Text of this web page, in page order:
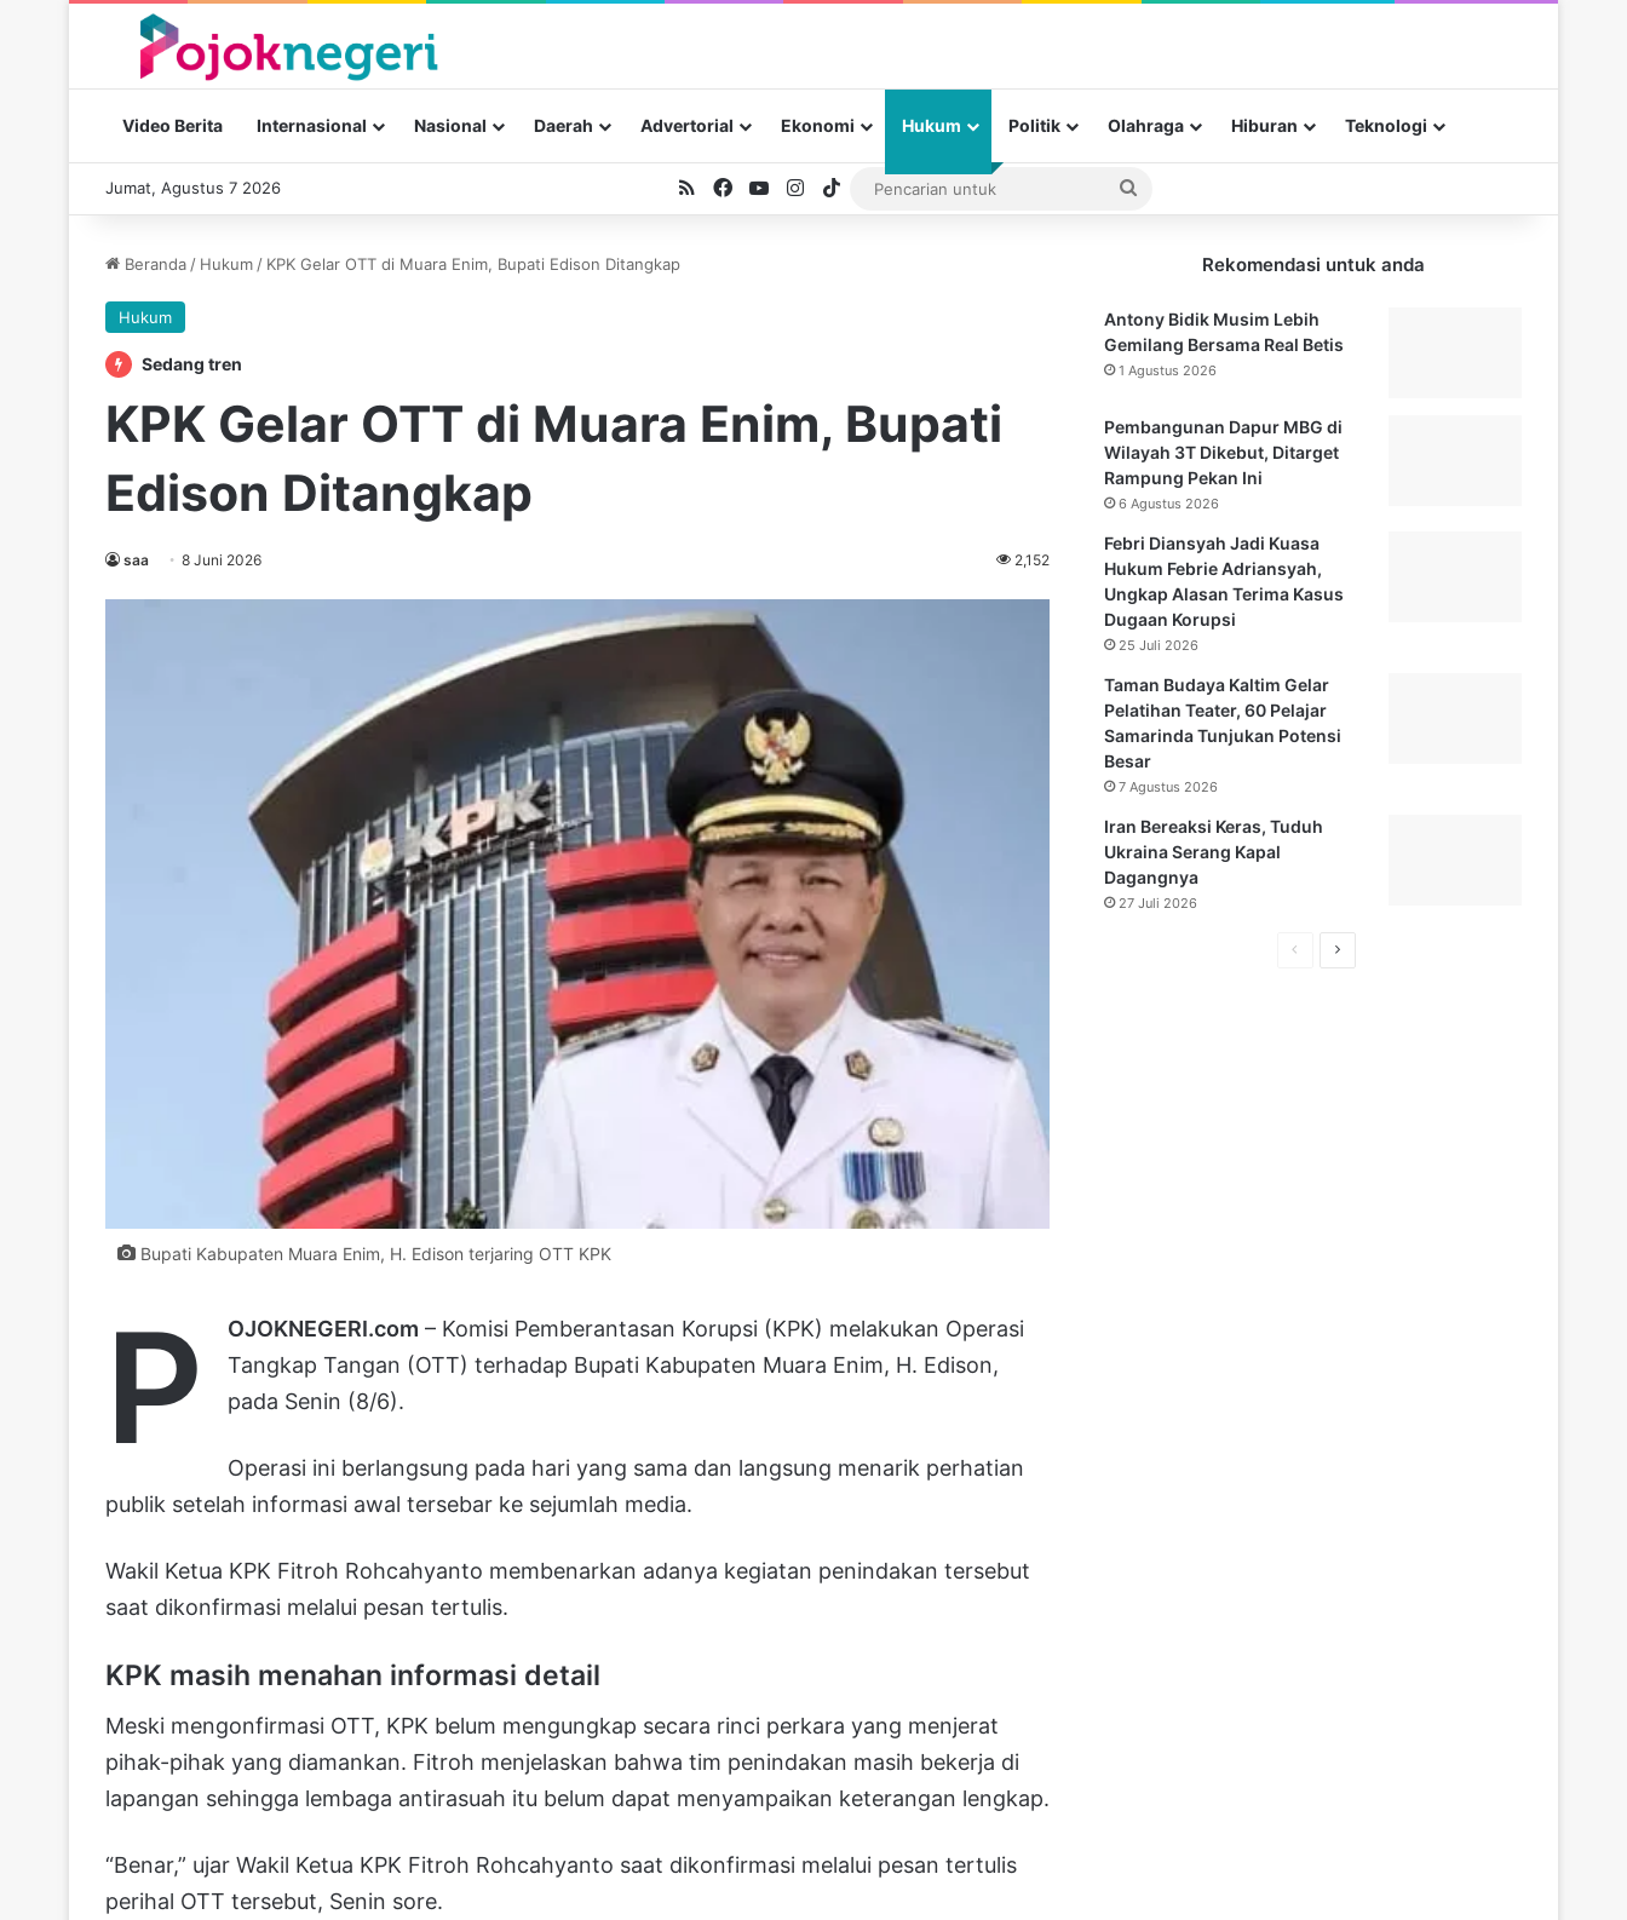
Video Berita Internasional Nasional Daerah Advertorial Ekonomi Hukum Politik Olahraga Hiburan Teknologi
Jumat, Agustus 7 2026 RSSFacebook
YouTubeInstagram
TikTok
Beranda / Hukum / KPK Gelar OTT di Muara Enim, Bupati Edison Ditangkap
Hukum
Sedang tren
KPK Gelar OTT di Muara Enim, Bupati
Edison Ditangkap
saa 8 Juni 2026 2,152
Bupati Kabupaten Muara Enim, H. Edison terjaring OTT KPK
P OJOKNEGERI.com – Komisi Pemberantasan Korupsi (KPK) melakukan Operasi
Tangkap Tangan (OTT) terhadap Bupati Kabupaten Muara Enim, H. Edison,
pada Senin (8/6).
Operasi ini berlangsung pada hari yang sama dan langsung menarik perhatian
publik setelah informasi awal tersebar ke sejumlah media.
Wakil Ketua KPK Fitroh Rohcahyanto membenarkan adanya kegiatan penindakan tersebut
saat dikonfirmasi melalui pesan tertulis.
KPK masih menahan informasi detail
Meski mengonfirmasi OTT, KPK belum mengungkap secara rinci perkara yang menjerat
pihak-pihak yang diamankan. Fitroh menjelaskan bahwa tim penindakan masih bekerja di
lapangan sehingga lembaga antirasuah itu belum dapat menyampaikan keterangan lengkap.
“Benar,” ujar Wakil Ketua KPK Fitroh Rohcahyanto saat dikonfirmasi melalui pesan tertulis
perihal OTT tersebut, Senin sore.
Rekomendasi untuk anda
Antony Bidik Musim Lebih
Gemilang Bersama Real Betis
1 Agustus 2026
Pembangunan Dapur MBG di
Wilayah 3T Dikebut, Ditarget
Rampung Pekan Ini
6 Agustus 2026
Febri Diansyah Jadi Kuasa
Hukum Febrie Adriansyah,
Ungkap Alasan Terima Kasus
Dugaan Korupsi
25 Juli 2026
Taman Budaya Kaltim Gelar
Pelatihan Teater, 60 Pelajar
Samarinda Tunjukan Potensi
Besar
7 Agustus 2026
Iran Bereaksi Keras, Tuduh
Ukraina Serang Kapal
Dagangnya
27 Juli 2026
HalamanHalaman